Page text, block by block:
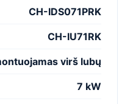
CH-IDS071PRK
CH-IU71RK
virš lubų
7 kW